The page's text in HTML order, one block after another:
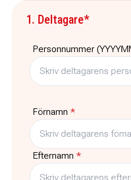
Kursdatum
7 september 2026
Tid
16:00 - 16:45
Typ
Kurs
1. Deltagare*
Personnummer
Förnamn *
Efternamn *